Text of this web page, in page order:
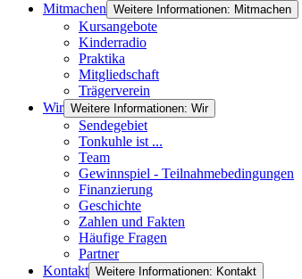
Mitmachen Weitere Informationen: Mitmachen
Kursangebote
Kinderradio
Praktika
Mitgliedschaft
Trägerverein
Wir Weitere Informationen: Wir
Sendegebiet
Tonkuhle ist ...
Team
Gewinnspiel - Teilnahmebedingungen
Finanzierung
Geschichte
Zahlen und Fakten
Häufige Fragen
Partner
Kontakt Weitere Informationen: Kontakt